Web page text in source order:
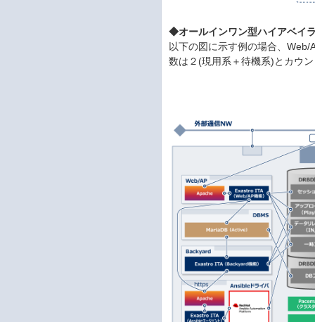
◆オールインワン型ハイアベイ
以下の図に示す例の場合、
数は２(現用系＋待機系)とカウ